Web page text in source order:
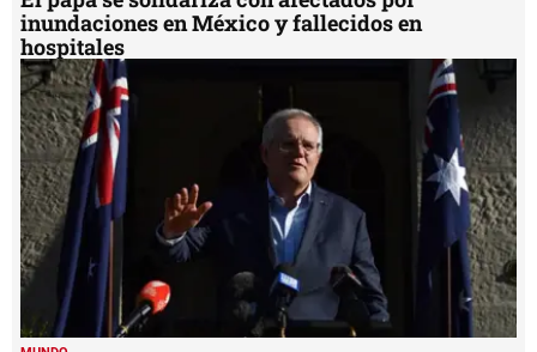
inundaciones en México y fallecidos en
hospitales